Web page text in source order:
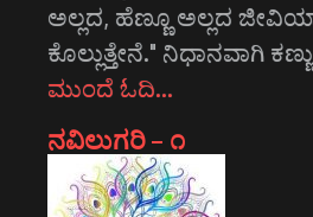
ಅಲ್ಲದ, ಹೆಣ್ಣೂ ಅಲ್ಲದ
ಕೊಲ್ಲುತ್ತೇನೆ." ನಿಧಾನವಾಗಿ
ಮುಂದೆ ಓದಿ…
ನವಿಲುಗರಿ – ೧